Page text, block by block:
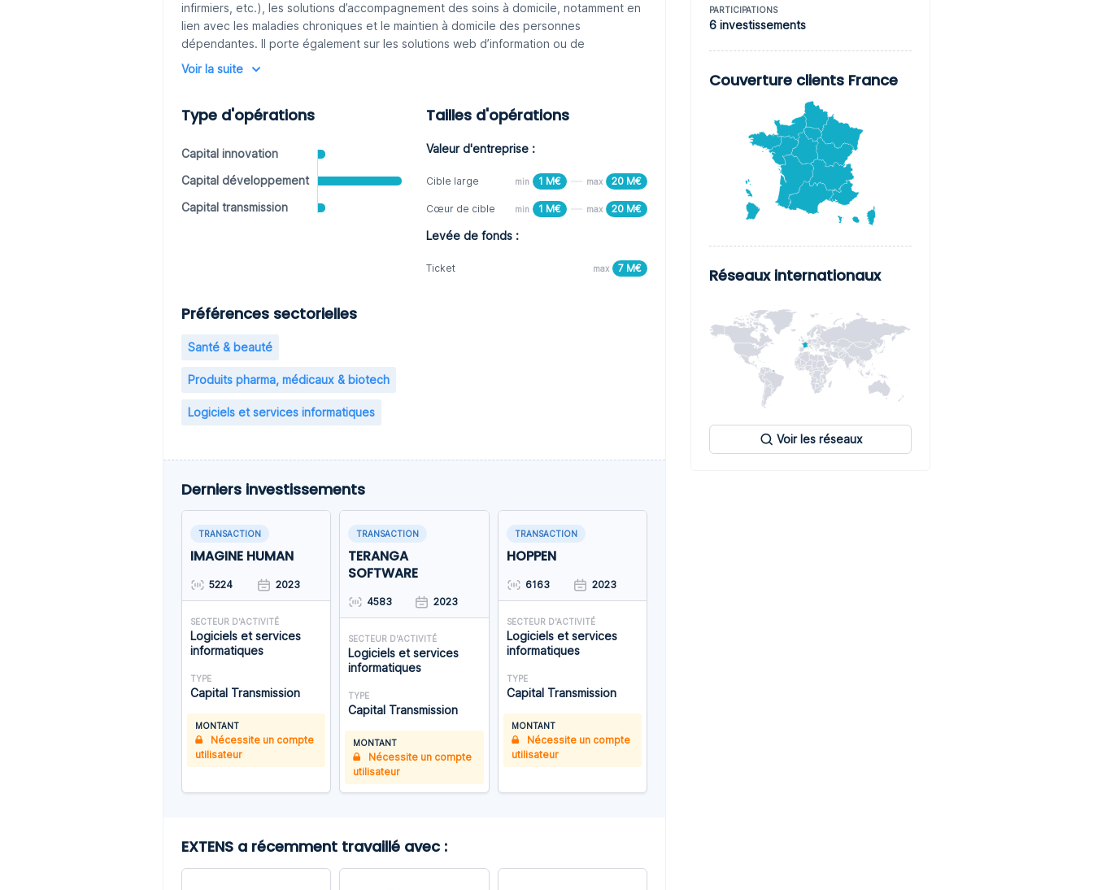
infirmiers, etc.), les solutions d’accompagnement des soins à domicile, notamment en
lien avec les maladies chroniques et le maintien à domicile des personnes
dépendantes. Il porte également sur les solutions web d’information ou de
communautés de patients, les applications mobiles et les solutions de télémédecine,
Voir la suite
Type d'opérations
Capital innovation
Capital développement
Capital transmission
Tailles d'opérations
Valeur d'entreprise :
Cible large min 1 M€ max 20 M€
Cœur de cible min 1 M€ max 20 M€
Levée de fonds :
Ticket max 7 M€
Préférences sectorielles
Santé & beauté
Produits pharma, médicaux & biotech
Logiciels et services informatiques
Derniers investissements
TRANSACTION
IMAGINE HUMAN
5224 2023
SECTEUR D'ACTIVITÉ
Logiciels et services
informatiques
TYPE
Capital Transmission
MONTANT
Nécessite un compte
utilisateur
TRANSACTION
TERANGA
SOFTWARE
4583 2023
SECTEUR D'ACTIVITÉ
Logiciels et services
informatiques
TYPE
Capital Transmission
MONTANT
Nécessite un compte
utilisateur
TRANSACTION
HOPPEN
6163 2023
SECTEUR D'ACTIVITÉ
Logiciels et services
informatiques
TYPE
Capital Transmission
MONTANT
Nécessite un compte
utilisateur
EXTENS a récemment travaillé avec :
PARTICIPATIONS
6 investissements
Couverture clients France
Réseaux internationaux
Voir les réseaux